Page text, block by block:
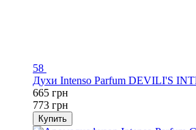
58
Духи Intenso Parfum DEVILI'S
665 грн
773 грн
Купить